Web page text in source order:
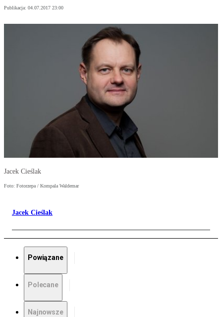
Publikacja: 04.07.2017 23:00
Jacek Cieślak
Foto: Fotorzepa / Kompala Waldemar
Jacek Cieślak
Powiązane
Polecane
Najnowsze